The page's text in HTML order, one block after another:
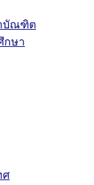
บัณฑิต
กษา
ศ